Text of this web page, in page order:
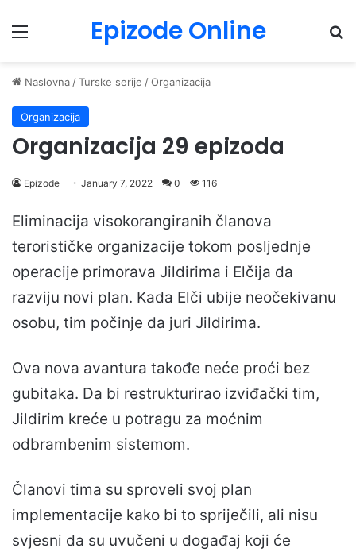
Menu Epizode Online
Naslovna /Turske serije /Organizacija
Organizacija
Organizacija 29 epizoda
Epizode January 7, 2022 0 116
Eliminacija visokorangiranih članova
terorističke organizacije tokom posljednje
operacije primorava Jildirima i Elčija da
razviju novi plan. Kada Elči ubije neočekivanu
osobu, tim počinje da juri Jildirima.
Ova nova avantura takođe neće proći bez
gubitaka. Da bi restrukturirao izviđački tim,
Jildirim kreće u potragu za moćnim
odbrambenim sistemom.
Članovi tima su sproveli svoj plan
implementacije kako bi to spriječili, ali nisu
svjesni da su uvučeni u događaj koji će